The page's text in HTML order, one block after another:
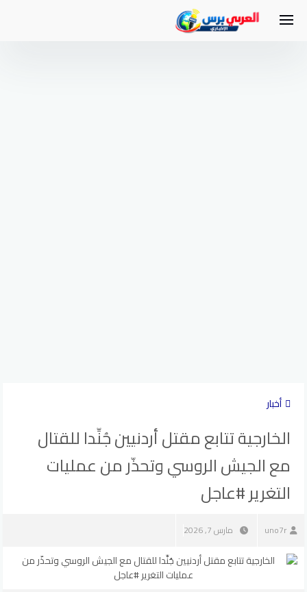
أخبار
الخارجية تتابع مقتل أردنيين جُنِّدا للقتال
مع الجيش الروسي وتحذّر من عمليات
التغرير #عاجل
uno7r مارس 7, 2026